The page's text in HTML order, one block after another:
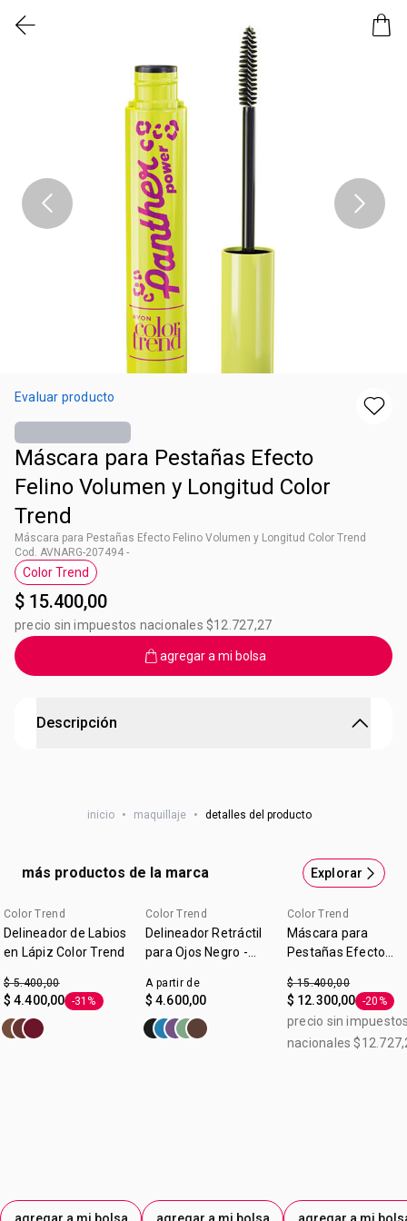
Evaluar producto
Máscara para Pestañas Efecto
Felino Volumen y Longitud Color
Trend
Máscara para Pestañas Efecto Felino Volumen y Longitud Color Trend
Cod. AVNARG-207494 -
Etiqueta Color Trend
Color Trend
$ 15.400,00
precio sin impuestos nacionales $12.727,27
agregar a mi bolsa
Descripción
Mascara de pestañas efecto felino, resistente al agua,
esquinas exteriores para potenciar el efecto cat eye.Con
manteca de semilla de mango. Oftalmológicamente
probada. Contenido: 7 g
inicio • maquillaje • detalles del producto
más productos de la marca Explorar
Color Trend
Delineador de Labios
en Lápiz Color Trend
$ 5.400,00
$ 4.400,00 Etiqueta -31%
-31%
Color Trend
Delineador Retráctil
para Ojos Negro -
A partir de
$ 4.600,00
Color Trend
Máscara para
Pestañas Efecto
Longitud Color
Chocolate 7g
$ 15.400,00
$ 12.300,00 Etiqueta
-20%
precio sin
nacionales